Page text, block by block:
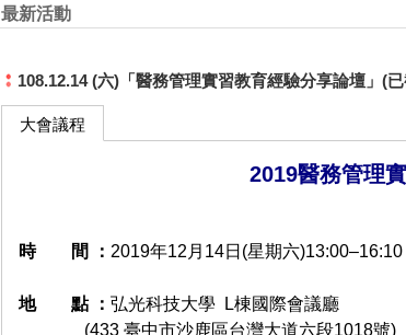
最新活動
108.12.14 (六)「醫務管理實習教育經驗分享論壇」(
大會議程
2019醫務管理
時 間 ： 2019年12月14日(星期六)13:00–16:10
地 點 ： 弘光科技大學 L棟國際會議廳
(433 臺中市沙鹿區台灣大道六段1018號)